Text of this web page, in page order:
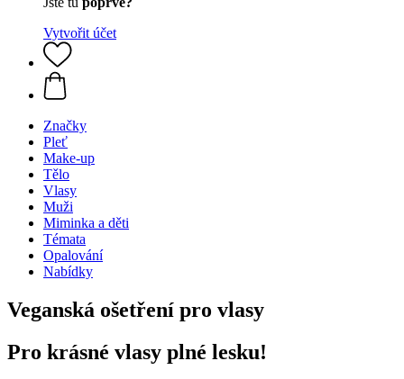
Vytvořit účet
Značky
Pleť
Make-up
Tělo
Vlasy
Muži
Miminka a děti
Témata
Opalování
Nabídky
Veganská ošetření pro vlasy
Pro krásné vlasy plné lesku!